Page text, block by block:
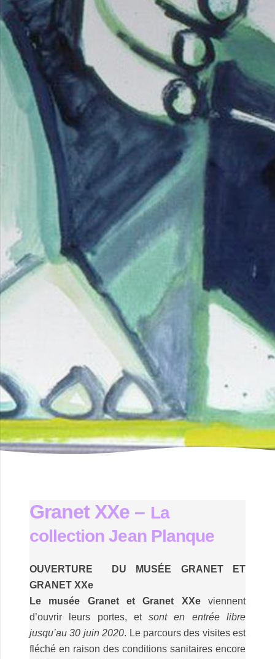
Granet XXe – La
collection Jean Planque
OUVERTURE DU MUSÉE GRANET ET
GRANET XXe
Le musée Granet et Granet XXe viennent
d’ouvrir leurs portes, etsont en entrée libre
jusqu’au 30 juin 2020. Le parcours des visites est
fléché en raison des conditions sanitaires encore